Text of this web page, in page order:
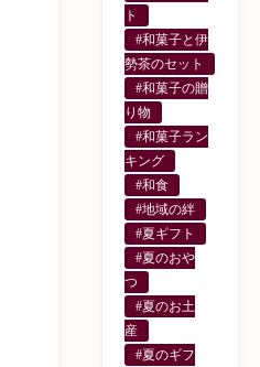
ト
#和菓子と伊
勢茶のセット
#和菓子の贈
り物
#和菓子ラン
キング
#和食
#地域の絆
#夏ギフト
#夏のおや
つ
#夏のお土
産
#夏のギフ